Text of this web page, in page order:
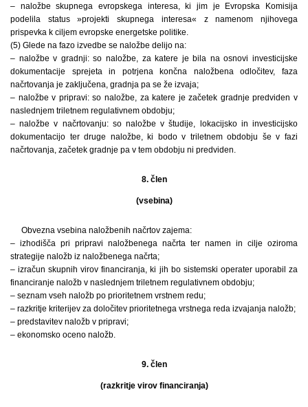
– naložbe skupnega evropskega interesa, ki jim je Evropska Komisija
podelila status »projekti skupnega interesa« z namenom njihovega
prispevka k ciljem evropske energetske politike.
(5) Glede na fazo izvedbe se naložbe delijo na:
– naložbe v gradnji: so naložbe, za katere je bila na osnovi investicijske
dokumentacije sprejeta in potrjena končna naložbena odločitev, faza
načrtovanja je zaključena, gradnja pa se že izvaja;
– naložbe v pripravi: so naložbe, za katere je začetek gradnje predviden v
naslednjem triletnem regulativnem obdobju;
– naložbe v načrtovanju: so naložbe v študije, lokacijsko in investicijsko
dokumentacijo ter druge naložbe, ki bodo v triletnem obdobju še v fazi
načrtovanja, začetek gradnje pa v tem obdobju ni predviden.
8. člen
(vsebina)
Obvezna vsebina naložbenih načrtov zajema:
– izhodišča pri pripravi naložbenega načrta ter namen in cilje oziroma
strategije naložb iz naložbenega načrta;
– izračun skupnih virov financiranja, ki jih bo sistemski operater uporabil za
financiranje naložb v naslednjem triletnem regulativnem obdobju;
– seznam vseh naložb po prioritetnem vrstnem redu;
– razkritje kriterijev za določitev prioritetnega vrstnega reda izvajanja naložb;
– predstavitev naložb v pripravi;
– ekonomsko oceno naložb.
9. člen
(razkritje virov financiranja)